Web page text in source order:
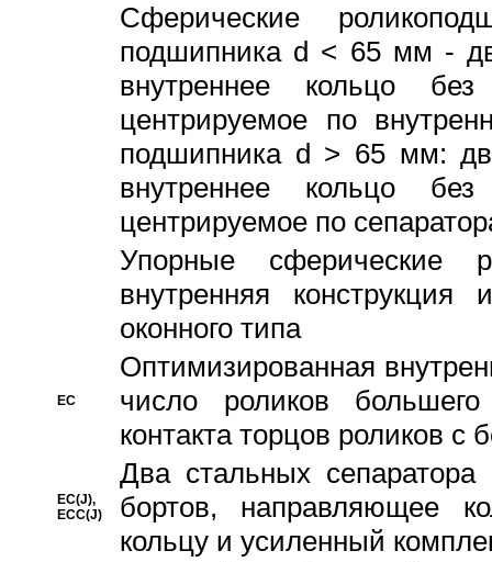
Сферические
подшипника d < 65 мм -
внутреннее кольцо
центрируемое по
подшипника d > 65 мм:
внутреннее кольцо
центрируемое по
Упорные сферические
внутренняя
оконного типа
EC
Oптимизированная
число роликов
контакта торцов роликов с
EC(J),
ECC(J)
Два стальных сепаратора
бортов, направляющее
кольцу и усиленный